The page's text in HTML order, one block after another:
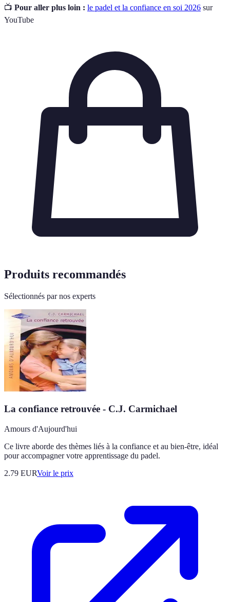
📺 Pour aller plus loin : le padel et la confiance en soi 2026 sur
YouTube
Produits recommandés
Sélectionnés par nos experts
La confiance retrouvée - C.J. Carmichael
Amours d'Aujourd'hui
Ce livre aborde des thèmes liés à la confiance et au bien-être, idéal
pour accompagner votre apprentissage du padel.
2.79 EURVoir le prix